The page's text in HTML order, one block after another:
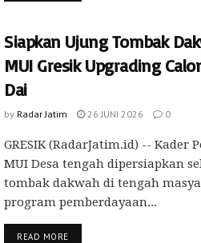
Siapkan Ujung Tombak
MUI Gresik Upgrading
Dai
by Radar Jatim 26 JUNI 2026 0
GRESIK (RadarJatim.id) -- Kader
MUI Desa tengah dipersiapkan
tombak dakwah di tengah
program pemberdayaan...
READ MORE